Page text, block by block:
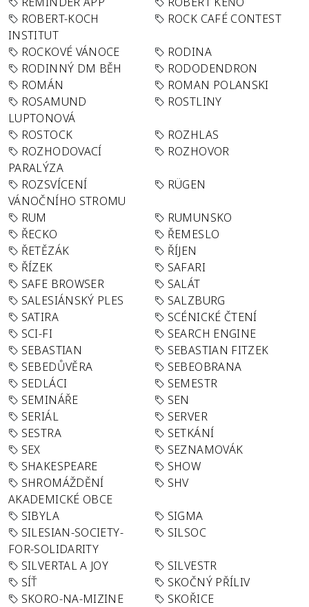
ROBERT-KOCH
INSTITUT
ROCK CAFÉ CONTEST
ROCKOVÉ VÁNOCE
RODINA
RODINNÝ DM BĚH
RODODENDRON
ROMÁN
ROMAN POLANSKI
ROSAMUND
LUPTONOVÁ
ROSTLINY
ROSTOCK
ROZHLAS
ROZHODOVACÍ
PARALÝZA
ROZHOVOR
ROZSVÍCENÍ
VÁNOČNÍHO STROMU
RÜGEN
RUM
RUMUNSKO
ŘECKO
ŘEMESLO
ŘETĚZÁK
ŘÍJEN
ŘÍZEK
SAFARI
SAFE BROWSER
SALÁT
SALESIÁNSKÝ PLES
SALZBURG
SATIRA
SCÉNICKÉ ČTENÍ
SCI-FI
SEARCH ENGINE
SEBASTIAN
SEBASTIAN FITZEK
SEBEDŮVĚRA
SEBEOBRANA
SEDLÁCI
SEMESTR
SEMINÁŘE
SEN
SERIÁL
SERVER
SESTRA
SETKÁNÍ
SEX
SEZNAMOVÁK
SHAKESPEARE
SHOW
SHROMÁŽDĚNÍ
AKADEMICKÉ OBCE
SHV
SIBYLA
SIGMA
SILESIAN-SOCIETY-
FOR-SOLIDARITY
SILSOC
SILVERTAL A JOY
SILVESTR
SÍŤ
SKOČNÝ PŘÍLIV
SKORO-NA-MIZINE
SKOŘICE